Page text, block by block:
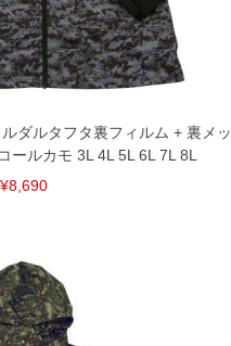
ダルタフタ裏フィルム + 裏メッ
ールカモ 3L 4L 5L 6L 7L 8L
¥8,690